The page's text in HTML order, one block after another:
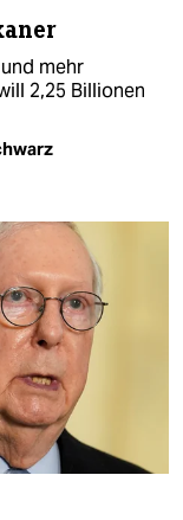
mehr
2,25 Billionen